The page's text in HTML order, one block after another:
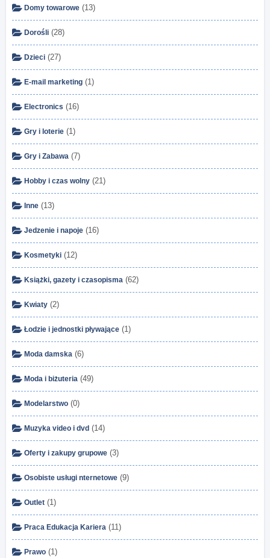
Domy towarowe (13)
Dorośli (28)
Dzieci (27)
E-mail marketing (1)
Electronics (16)
Gry i loterie (1)
Gry i Zabawa (7)
Hobby i czas wolny (21)
Inne (13)
Jedzenie i napoje (16)
Kosmetyki (12)
Książki, gazety i czasopisma (62)
Kwiaty (2)
Łodzie i jednostki pływające (1)
Moda damska (6)
Moda i biżuteria (49)
Modelarstwo (0)
Muzyka video i dvd (14)
Oferty i zakupy grupowe (3)
Osobiste usługi nternetowe (9)
Outlet (1)
Praca Edukacja Kariera (11)
Prawo (1)